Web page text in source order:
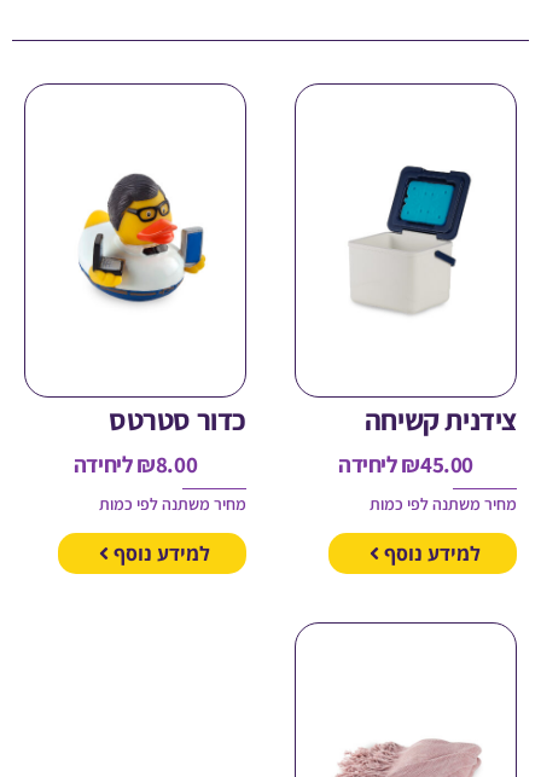
קשיחה
₪ליחידה
לפי כמות
נוסף
כדור סטרטס
ליחידה
מחיר משתנה לפי כמות
למידע נוסף